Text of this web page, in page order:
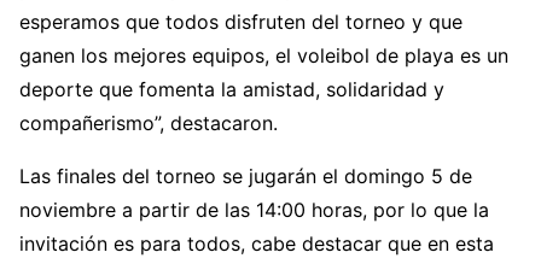
esperamos que todos disfruten del torneo y que
ganen los mejores equipos, el voleibol de playa es un
deporte que fomenta la amistad, solidaridad y
compañerismo”, destacaron.
Las finales del torneo se jugarán el domingo 5 de
noviembre a partir de las 14:00 horas, por lo que la
invitación es para todos, cabe destacar que en esta